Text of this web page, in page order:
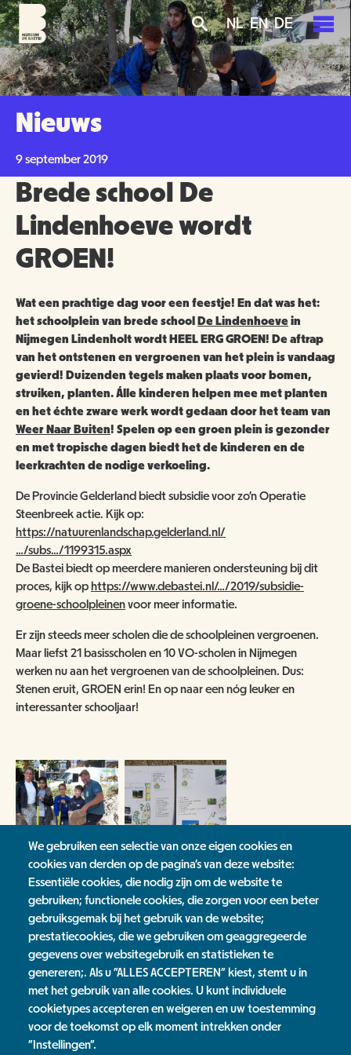
Overslaan
en
naar
de
inhoud
gaan
Skip
to
main
navigation
Skip
to
search
NL EN DE
We gebruiken een selectie van onze eigen cookies en
cookies van derden op de pagina's van deze website:
Essentiële cookies, die nodig zijn om de website te
gebruiken; functionele cookies, die zorgen voor een beter
gebruiksgemak bij het gebruik van de website;
prestatiecookies, die we gebruiken om geaggregeerde
gegevens over websitegebruik en statistieken te
genereren;. Als u "ALLES ACCEPTEREN" kiest, stemt u in
met het gebruik van alle cookies. U kunt individuele
cookietypes accepteren en weigeren en uw toestemming
voor de toekomst op elk moment intrekken onder
"Instellingen".
PLAN JE BEZOEK
TICKETS
OPENINGSTIJDEN
BEREIKBAARHEID
TOEGANKELIJKHEID
GROEPSBEZOEK
SCHOOLBEZOEK
EXPOSITIES
HORECA
MUSEUMWINKEL
NU TE KOOP IN DE WINKEL
NIJMEEGSE VOGELMONUMENTJES
ZAALVERHUUR
HUISREGELS
KINDERFEESTJE
AGENDA
OVER ONS
MISSIE EN VISIE
NIEUWS
ORGANISATIE
ANBI
COMITÉ VAN AANBEVELING
BESTUUR
ORGANOGRAM
VRIJWILLIGERS
VACATURES
WORD VRIEND
SCHENKEN & NALATEN
COLLECTIE
OVER DE COLLECTIE
DOOD DIER GEVONDEN?
PUBLICATIES
BRUIKLENEN
ARCHITECTUUR
NIEUWSBRIEF
2000 JAAR GESCHIEDENIS AAN DE WAAL
CONTACT
VERRIJK JEZELF IN HET RIJK VAN NIJMEGEN
GROENMAKERS
BEWONERS
SCHOLEN
NATUUR- & MILIEUORGANISATIES
NATUUR- & MILIEUORGANISATIES
NME NIEUWS & INSPIRATIE
SCHOLEN
Nieuws
9 september 2019
Brede school De
Lindenhoeve wordt
GROEN!
Wat een prachtige dag voor een feestje! En dat was het:
het schoolplein van brede school
De Lindenhoevein
Nijmegen Lindenholt wordt HEEL ERG GROEN! De aftrap
van het ontstenen en vergroenen van het plein is vandaag
gevierd! Duizenden tegels maken plaats voor bomen,
struiken, planten. Álle kinderen helpen mee met planten
en het échte zware werk wordt gedaan door het team van
Weer Naar Buiten! Spelen op een groen plein is gezonder
en met tropische dagen biedt het de kinderen en de
leerkrachten de nodige verkoeling.
De Provincie Gelderland biedt subsidie voor zo’n Operatie
Steenbreek actie. Kijk op:
https://natuurenlandschap.gelderland.nl/
…/subs…/1199315.aspx
De Bastei biedt op meerdere manieren ondersteuning bij dit
proces, kijk op https://www.debastei.nl/…/2019/subsidie-
groene-schoolpleinenvoor meer informatie.
Er zijn steeds meer scholen die de schoolpleinen vergroenen.
Maar liefst 21 basisscholen en 10 VO-scholen in Nijmegen
werken nu aan het vergroenen van de schoolpleinen. Dus:
Stenen eruit, GROEN erin! En op naar een nóg leuker en
interessanter schooljaar!
Groenmakers bewoners Nieuws
Nieuwsoverzicht
Tags
Groenmakers bewoners